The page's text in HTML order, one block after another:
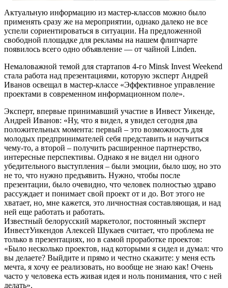
Актуальную информацию из мастер-классов можно было
применять сразу же на мероприятии, однако далеко не все
успели сориентироваться в ситуации. На предложенной
свободной площадке для рекламы на нашем флипчарте
появилось всего одно объявление — от чайной Linden.
Немаловажной темой для стартапов 4-го Minsk Invest Weekend
стала работа над презентациями, которую эксперт Андрей
Иванов освещал в мастер-классе «Эффективное управление
проектами в современном информационном поле».
Эксперт, впервые принимавший участие в Инвест Уикенде,
Андрей Иванов: «Ну, что я видел, я увидел сегодня два
положительных момента: первый – это возможность для
молодых предпринимателей себя представить и научиться
чему-то, а второй – получить расширенное партнерство,
интересные перспективы. Однако я не видел ни одного
убедительного выступления – были эмоции, было шоу, но это
не то, что нужно предъявить. Нужно, чтобы после
презентации, было очевидно, что человек полностью здраво
рассуждает и понимает свой проект от и до. Вот этого не
хватает, но, мне кажется, это личностная составляющая, и над
ней еще работать и работать.
Известный белорусский маркетолог, постоянный эксперт
ИнвестУикендов Алексей Шукаев считает, что проблема не
только в презентациях, но в самой проработке проектов:
«Было несколько проектов, над которыми я сидел и думал: что
вы делаете? Выйдите и прямо и честно скажите: у меня есть
мечта, я хочу ее реализовать, но вообще не знаю как! Очень
часто у человека есть живая идея и ноль понимания, что с ней
делать».